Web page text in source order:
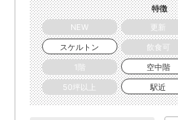
特徴
NEW
更新
スケルトン
飲食可
1階
空中階
50坪以上
駅近